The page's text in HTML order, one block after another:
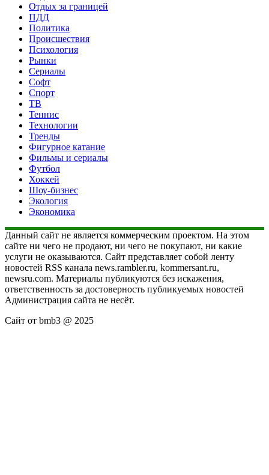
Отдых за границей
ПДД
Политика
Происшествия
Психология
Рынки
Сериалы
Софт
Спорт
ТВ
Теннис
Технологии
Тренды
Фигурное катание
Фильмы и сериалы
Футбол
Хоккей
Шоу-бизнес
Экология
Экономика
Данный сайт не является коммерческим проектом. На этом
сайте ни чего не продают, ни чего не покупают, ни какие
услуги не оказываются. Сайт представляет собой ленту
новостей RSS канала news.rambler.ru, kommersant.ru,
newsru.com. Материалы публикуются без искажения,
ответственность за достоверность публикуемых новостей
Администрация сайта не несёт.
Сайт от bmb3 @ 2025